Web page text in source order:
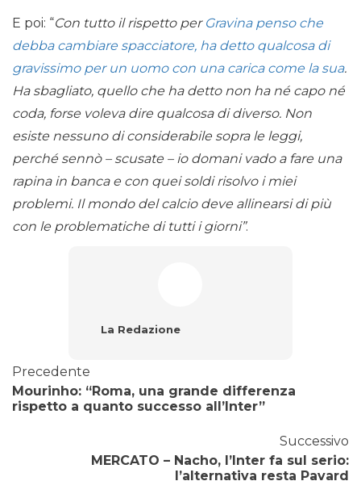
E poi: “Con tutto il rispetto per Gravina penso che
debba cambiare spacciatore, ha detto qualcosa di
gravissimo per un uomo con una carica come la sua.
Ha sbagliato, quello che ha detto non ha né capo né
coda, forse voleva dire qualcosa di diverso. Non
esiste nessuno di considerabile sopra le leggi,
perché sennò – scusate – io domani vado a fare una
rapina in banca e con quei soldi risolvo i miei
problemi. Il mondo del calcio deve allinearsi di più
con le problematiche di tutti i giorni”.
La Redazione
Precedente
Mourinho: “Roma, una grande differenza
rispetto a quanto successo all’Inter”
Successivo
MERCATO – Nacho, l’Inter fa sul serio:
l’alternativa resta Pavard